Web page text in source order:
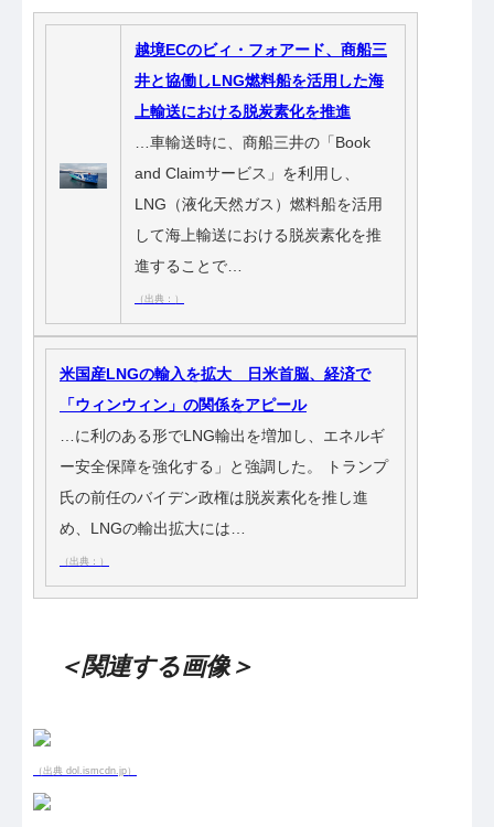
越境ECのビィ・フォアード、商船三
井と協働しLNG燃料船を活用した海
上輸送における脱炭素化を推進
…車輸送時に、商船三井の「Book
and Claimサービス」を利用し、
LNG（液化天然ガス）燃料船を活用
して海上輸送における脱炭素化を推
進することで…
（出典：）
米国産LNGの輸入を拡大 日米首脳、経済で
「ウィンウィン」の関係をアピール
…に利のある形でLNG輸出を増加し、エネルギ
ー安全保障を強化する」と強調した。 トランプ
氏の前任のバイデン政権は脱炭素化を推し進
め、LNGの輸出拡大には…
（出典：）
＜関連する画像＞
（出典 dol.ismcdn.jp）